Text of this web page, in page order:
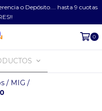
o Depósito.... hasta 9 cuotas
0
/ MIG /